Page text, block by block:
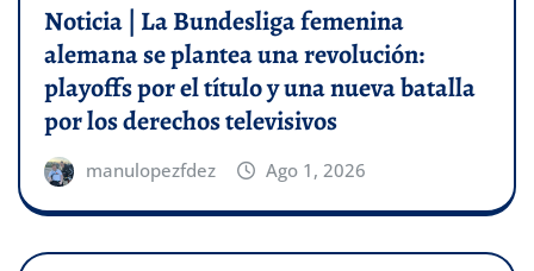
Noticia | La Bundesliga femenina
alemana se plantea una revolución:
playoffs por el título y una nueva batalla
por los derechos televisivos
manulopezfdez Ago 1, 2026